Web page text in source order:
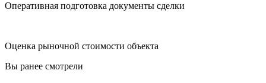
Оперативная подготовка документы сделки
Оценка рыночной стоимости объекта
Вы ранее смотрели